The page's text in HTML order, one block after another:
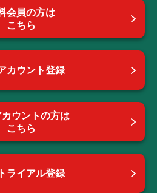
会員の方は
こちら
カウント登録
ウントの方は
こちら
ライアル登録